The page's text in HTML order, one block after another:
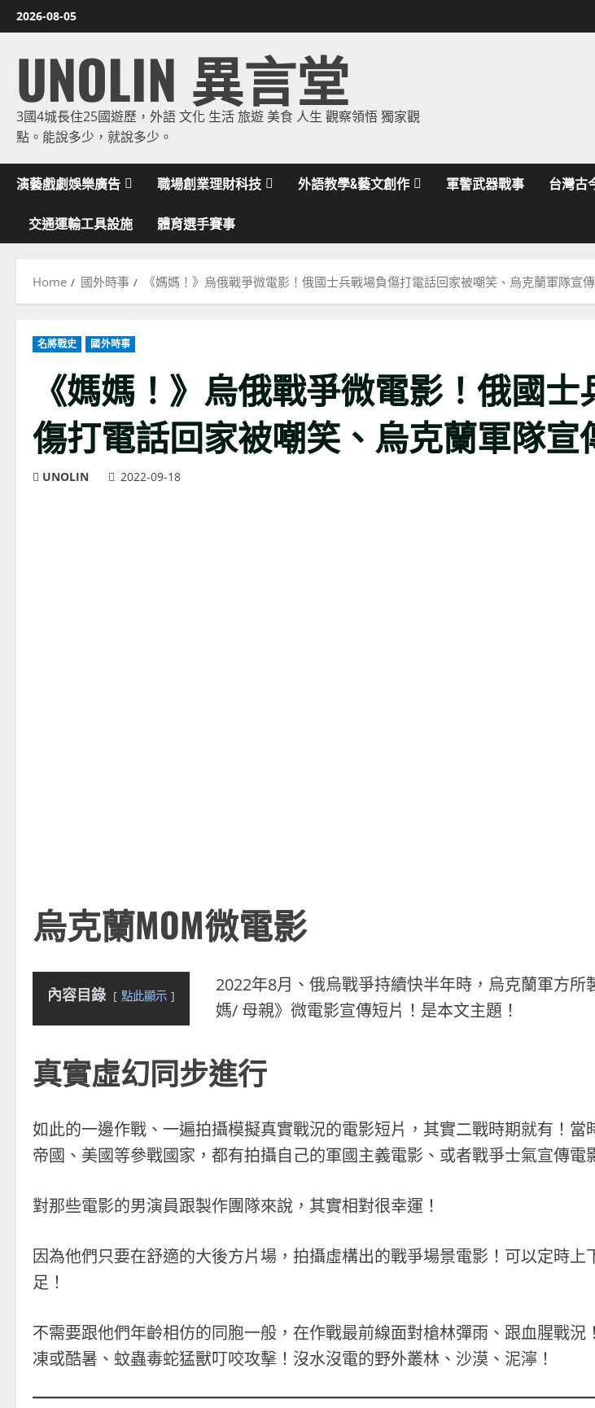
Skip
to
2026-08-05
UNOLIN 異言堂
3國4城長住25國遊歷，外語 文化 生活 旅遊 美食 人生 觀察領悟 獨家觀
點。能說多少，就說多少。
演藝戲劇娛樂廣告 職場創業理財科技 外語教學&藝文創作 軍警武器戰事 台灣古
交通運輸工具設施 體育選手賽事
Home 國外時事 《媽媽！》烏俄戰爭微電影！俄國士兵戰場負傷打電話回家被嘲笑、烏克蘭軍隊宣
名將戰史 國外時事
《媽媽！》烏俄戰爭微電影！俄國士
傷打電話回家被嘲笑、烏克蘭軍隊宣
UNOLIN 2022-09-18
烏克蘭MOM微電影
內容目錄 點此顯示
2022年8月、俄烏戰爭持續快半年時，烏克蘭軍方
媽/ 母親》微電影宣傳短片！是本文主題！
真實虛幻同步進行
如此的一邊作戰、一遍拍攝模擬真實戰況的電影短片，其實二戰時期就有！當
帝國、美國等參戰國家，都有拍攝自己的軍國主義電影、或者戰爭士氣宣傳電
對那些電影的男演員跟製作團隊來說，其實相對很幸運！
因為他們只要在舒適的大後方片場，拍攝虛構出的戰爭場景電影！可以定時上
足！
不需要跟他們年齡相仿的同胞一般，在作戰最前線面對槍林彈雨、跟血腥戰況
凍或酷暑、蚊蟲毒蛇猛獸叮咬攻擊！沒水沒電的野外叢林、沙漠、泥濘！